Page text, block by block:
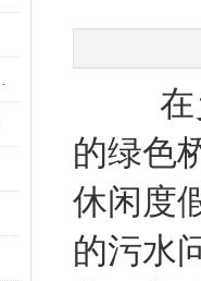
在乡
的绿色
休闲度
的污水